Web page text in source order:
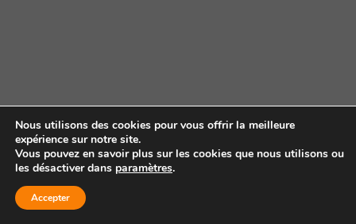
Nous utilisons des cookies pour vous offrir la meilleure
expérience sur notre site.
Vous pouvez en savoir plus sur les cookies que nous utilisons ou
les désactiver dans paramètres.
Accepter